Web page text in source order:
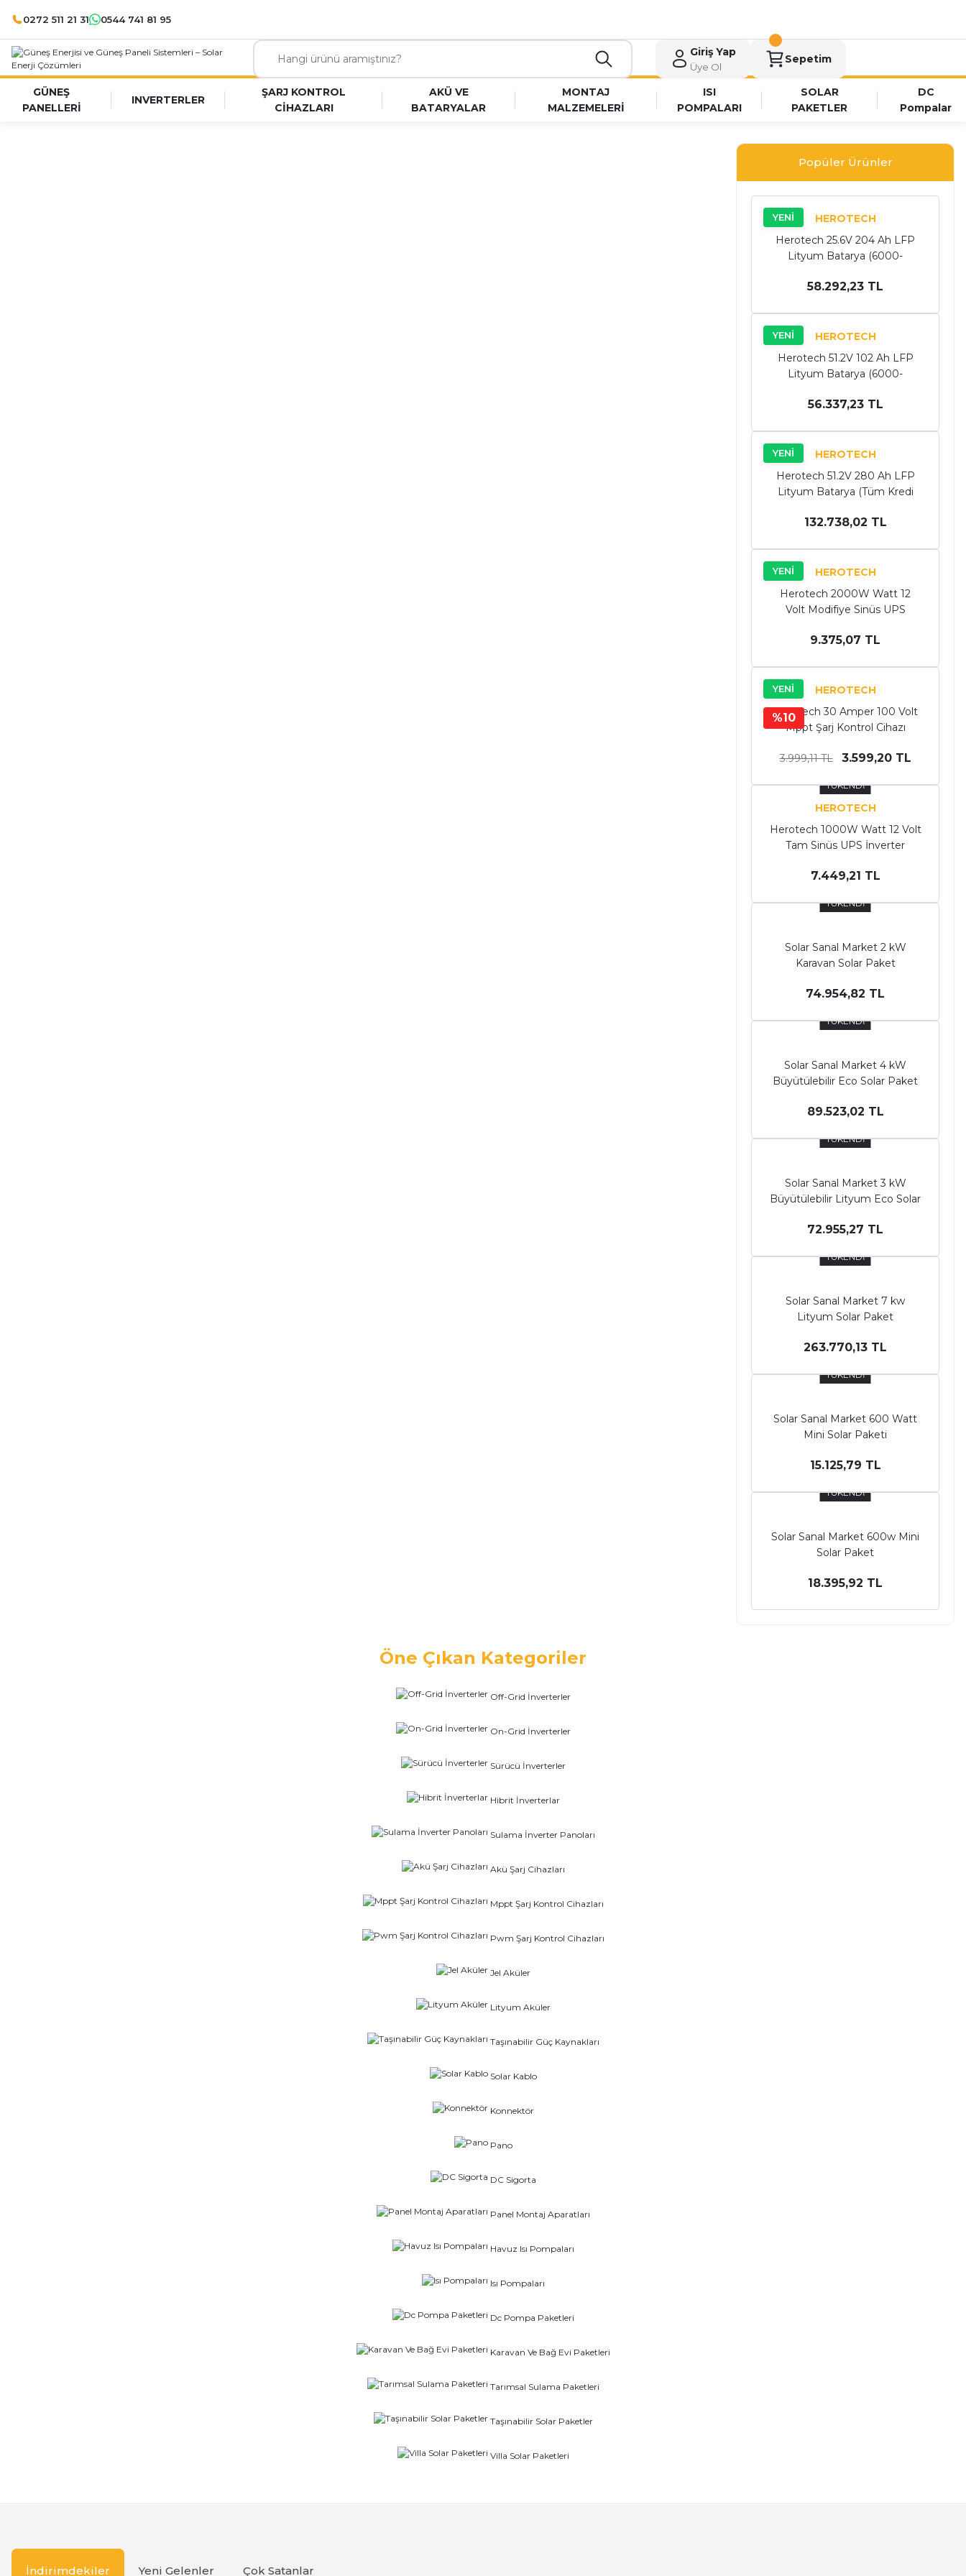
0272 511 21 31 0544 741 81 95
Giriş Yap
Üye Ol
Sepetim
GÜNEŞ
PANELLERİ
INVERTERLER
ŞARJ KONTROL
CİHAZLARI
AKÜ VE
BATARYALAR
MONTAJ
MALZEMELERİ
ISI
POMPALARI
SOLAR
PAKETLER
DC
Pompalar
Popüler Ürünler
YENİ
HEROTECH
Herotech 25.6V 204 Ah LFP
Lityum Batarya (6000-
Kredi Kartlarına 6 Taksit!)
58.292,23 TL
YENİ
HEROTECH
Herotech 51.2V 102 Ah LFP
Lityum Batarya (6000-
Kredi Kartlarına 6 Taksit!)
56.337,23 TL
YENİ
HEROTECH
Herotech 51.2V 280 Ah LFP
Lityum Batarya (Tüm Kredi
132.738,02 TL
YENİ
HEROTECH
Herotech 2000W Watt 12
Volt Modifiye Sinüs UPS
9.375,07 TL
YENİ
%10
HEROTECH
Herotech 30 Amper 100 Volt
Mppt Şarj Kontrol Cihazı
3.999,11 TL 3.599,20 TL
TÜKENDİ
HEROTECH
Herotech 1000W Watt 12 Volt
Tam Sinüs UPS İnverter
7.449,21 TL
TÜKENDİ
Solar Sanal Market 2 kW
Karavan Solar Paket
74.954,82 TL
TÜKENDİ
Solar Sanal Market 4 kW
Büyütülebilir Eco Solar Paket
89.523,02 TL
TÜKENDİ
Solar Sanal Market 3 kW
Büyütülebilir Lityum Eco Solar
72.955,27 TL
TÜKENDİ
Solar Sanal Market 7 kw
Lityum Solar Paket
263.770,13 TL
TÜKENDİ
Solar Sanal Market 600 Watt
Mini Solar Paketi
15.125,79 TL
TÜKENDİ
Solar Sanal Market 600w Mini
Solar Paket
18.395,92 TL
Öne Çıkan Kategoriler
Off-Grid İnverterler
On-Grid İnverterler
Sürücü İnverterler
Hibrit İnverterlar
Sulama İnverter Panoları
Akü Şarj Cihazları
Mppt Şarj Kontrol Cihazları
Pwm Şarj Kontrol Cihazları
Jel Aküler
Lityum Aküler
Taşınabilir Güç Kaynakları
Solar Kablo
Konnektör
Pano
DC Sigorta
Panel Montaj Aparatları
Havuz Isı Pompaları
Isı Pompaları
Dc Pompa Paketleri
Karavan Ve Bağ Evi Paketleri
Tarımsal Sulama Paketleri
Taşınabilir Solar Paketler
Villa Solar Paketleri
İndirimdekiler Yeni Gelenler Çok Satanlar